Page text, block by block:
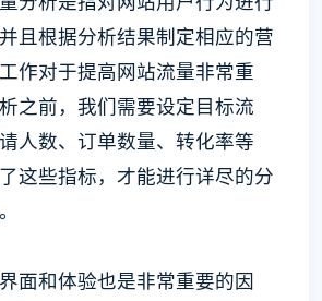
且根据分析结果制定相应的营
作对于提高网站流量非常重
之前，我们需要设定目标流
人数、订单数量、转化率等
这些指标，才能进行详尽的分
面和体验也是非常重要的因